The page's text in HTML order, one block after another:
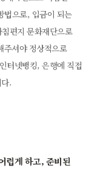
법으로, 입금이 되는
편지 문화재단으로
주셔야 정상적으로
터넷뱅킹, 은행에 직접
.
렵게 하고, 준비된